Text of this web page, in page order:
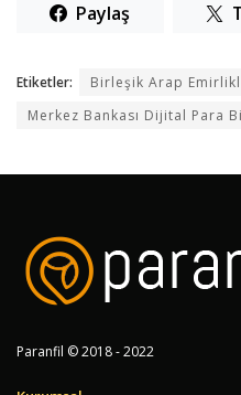
Paylaş
Etiketler: Birleşik Arap
Merkez Bankası Dijital Para
Paranfil © 2018 - 2022